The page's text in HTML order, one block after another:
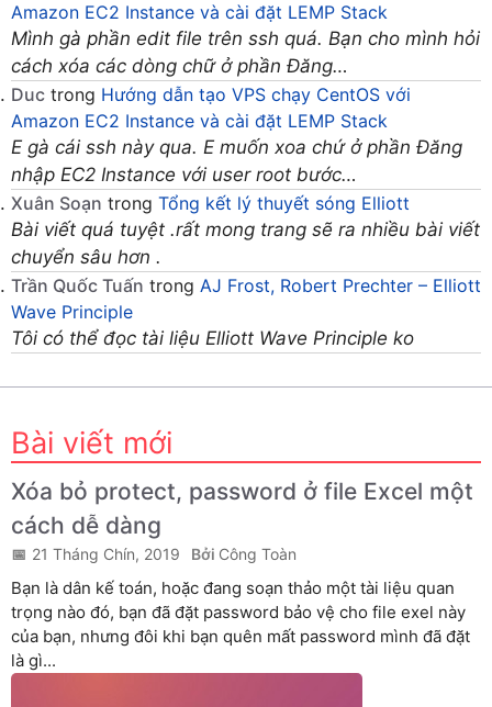
Amazon EC2 Instance và cài đặt LEMP Stack
Mình gà phần edit file trên ssh quá. Bạn cho mình hỏi
cách xóa các dòng chữ ở phần Đăng…
Duc trong Hướng dẫn tạo VPS chạy CentOS với
Amazon EC2 Instance và cài đặt LEMP Stack
E gà cái ssh này qua. E muốn xoa chứ ở phần Đăng
nhập EC2 Instance với user root bước…
Xuân Soạn trong Tổng kết lý thuyết sóng Elliott
Bài viết quá tuyệt .rất mong trang sẽ ra nhiều bài viết
chuyển sâu hơn .
Trần Quốc Tuấn trong AJ Frost, Robert Prechter – Elliott
Wave Principle
Tôi có thể đọc tài liệu Elliott Wave Principle ko
Bài viết mới
Xóa bỏ protect, password ở file Excel một
cách dễ dàng
21 Tháng Chín, 2019 Công Toàn
Bạn là dân kế toán, hoặc đang soạn thảo một tài liệu quan
trọng nào đó, bạn đã đặt password bảo vệ cho file exel này
của bạn, nhưng đôi khi bạn quên mất password mình đã đặt
là gì...